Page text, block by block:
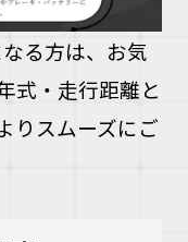
る方は、お気
式・走行距離と
りスムーズにご